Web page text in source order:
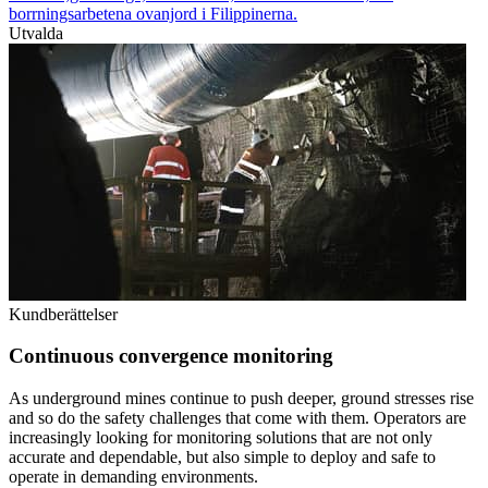
borrningsarbetena ovanjord i Filippinerna.
Utvalda
Kundberättelser
Continuous convergence monitoring
As underground mines continue to push deeper, ground stresses rise
and so do the safety challenges that come with them. Operators are
increasingly looking for monitoring solutions that are not only
accurate and dependable, but also simple to deploy and safe to
operate in demanding environments.